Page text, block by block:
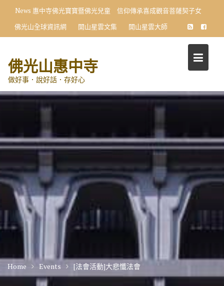
content
News 惠中寺佛光寶寶暨佛光兒童 信仰傳承喜成觀音菩薩契子女
佛光山全球資訊網
開山星雲文集 開山星雲大師
佛光山惠中寺
做好事．說好話．存好心
Home Events [法會活動]大悲懺法會